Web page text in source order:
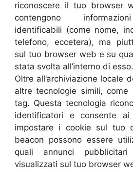
riconoscere il tuo browser
contengono
identificabili (come nome,
telefono, eccetera), ma
sul tuo browser web e su
stata svolta all’interno di esso.
Oltre all’archiviazione locale
altre tecnologie simili, come
tag. Questa tecnologia
identificatori e consente
impostare i cookie sul tuo
beacon possono essere
quali annunci
visualizzati sul tuo browser